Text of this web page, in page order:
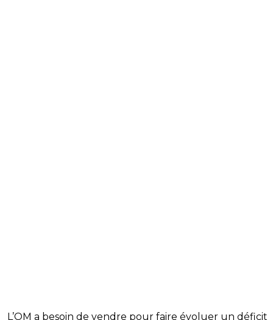
L’OM a besoin de vendre pour faire évoluer un déficit